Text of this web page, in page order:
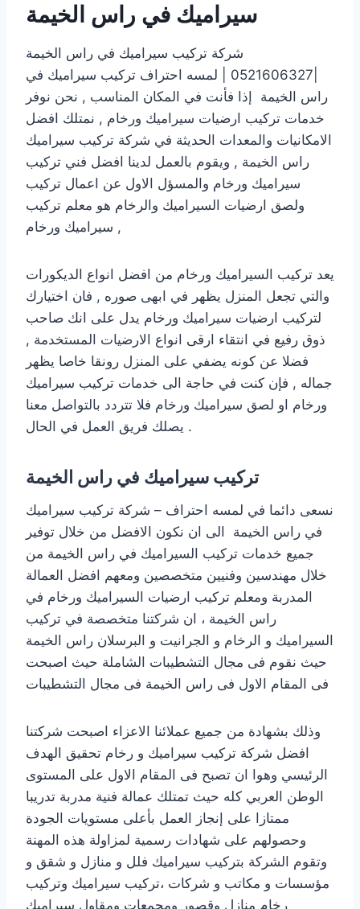
سيراميك في راس الخيمة
شركة تركيب سيراميك في راس الخيمة
|0521606327 | لمسه احتراف تركيب سيراميك في
راس الخيمة إذا فأنت في المكان المناسب , نحن نوفر
خدمات تركيب ارضيات سيراميك ورخام , نمتلك افضل
الامكانيات والمعدات الحديثة في شركة تركيب سيراميك
راس الخيمة , ويقوم بالعمل لدينا افضل فني تركيب
سيراميك ورخام والمسؤل الاول عن اعمال تركيب
ولصق ارضيات السيراميك والرخام هو معلم تركيب
سيراميك ورخام ,
يعد تركيب السيراميك ورخام من افضل انواع الديكورات
والتي تجعل المنزل يظهر في ابهى صوره , فان اختيارك
لتركيب ارضيات سيراميك ورخام يدل على انك صاحب
ذوق رفيع في انتقاء ارقى انواع الارضيات المستخدمة ,
فضلا عن كونه يضفي على المنزل رونقا خاصا يظهر
جماله , فإن كنت في حاجة الى خدمات تركيب سيراميك
ورخام او لصق سيراميك ورخام فلا تتردد بالتواصل معنا
يصلك فريق العمل في الحال .
تركيب سيراميك في راس الخيمة
نسعى دائما في لمسه احتراف – شركة تركيب سيراميك
في راس الخيمة الى ان نكون الافضل من خلال توفير
جميع خدمات تركيب السيراميك في راس الخيمة من
خلال مهندسين وفنيين متخصصين ومعهم افضل العمالة
المدربة ومعلم تركيب ارضيات السيراميك ورخام في
راس الخيمة ، ان شركتنا متخصصة في تركيب
السيراميك و الرخام و الجرانيت و البرسلان راس الخيمة
حيث نقوم فى مجال التشطيبات الشاملة حيث اصبحت
فى المقام الاول فى راس الخيمة فى مجال التشطيبات
وذلك بشهادة من جميع عملائنا الاعزاء اصبحت شركتنا
افضل شركة تركيب سيراميك و رخام تحقيق الهدف
الرئيسي وهوا ان تصبح فى المقام الاول على المستوى
الوطن العربي كله حيث تمتلك عمالة فنية مدربة تدريبا
ممتازا على إنجاز العمل بأعلى مستويات الجودة
وحصولهم على شهادات رسمية لمزاولة هذه المهنة
وتقوم الشركة بتركيب سيراميك فلل و منازل و شقق و
مؤسسات و مكاتب و شركات ،تركيب سيراميك وتركيب
رخام منازل وقصور ومجمعات ومقاول سيراميك